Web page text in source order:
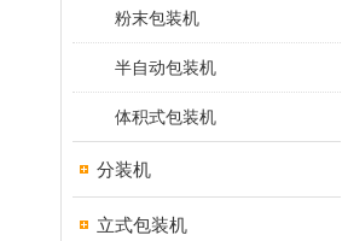
粉末包装机
半自动包装机
体积式包装机
分装机
立式包装机